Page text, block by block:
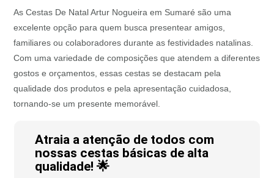
As Cestas De Natal Artur Nogueira em Sumaré são uma
excelente opção para quem busca presentear amigos,
familiares ou colaboradores durante as festividades natalinas.
Com uma variedade de composições que atendem a diferentes
gostos e orçamentos, essas cestas se destacam pela
qualidade dos produtos e pela apresentação cuidadosa,
tornando-se um presente memorável.
Atraia a atenção de todos com
nossas cestas básicas de alta
qualidade! 🌟